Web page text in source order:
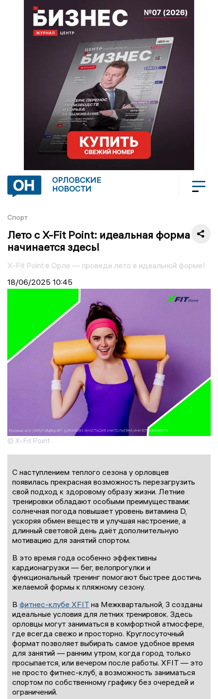
ОРЛОВСКИЕ
НОВОСТИ
Спорт
Лето с X-Fit Point: идеальная форма
начинается здесь!
X-Fit Point в Орле — проведи лето в идеальной форме!
18/06/2025 10:45
© X-Fit Point
С наступлением теплого сезона у орловцев
появилась прекрасная возможность перезагрузить
свой подход к здоровому образу жизни. Летние
тренировки обладают особыми преимуществами:
солнечная погода повышает уровень витамина D,
ускоряя обмен веществ и улучшая настроение, а
длинный световой день даёт дополнительную
мотивацию для занятий спортом.
В это время года особенно эффективны
кардионагрузки — бег, велопрогулки и
функциональный тренинг помогают быстрее достичь
желаемой формы к пляжному сезону.
В фитнес-клубе XFIT на Межквартальной, 3 созданы
идеальные условия для летних тренировок. Здесь
орловцы могут заниматься в комфортной атмосфере,
где всегда свежо и просторно. Круглосуточный
формат позволяет выбирать самое удобное время
для занятий — ранним утром, когда город только
просыпается, или вечером после работы. XFIT — это
не просто фитнес-клуб, а возможность заниматься
спортом по собственному графику без очередей и
ограничений.